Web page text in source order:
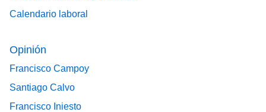
Calendario laboral
Opinión
Francisco Campoy
Santiago Calvo
Francisco Iniesto